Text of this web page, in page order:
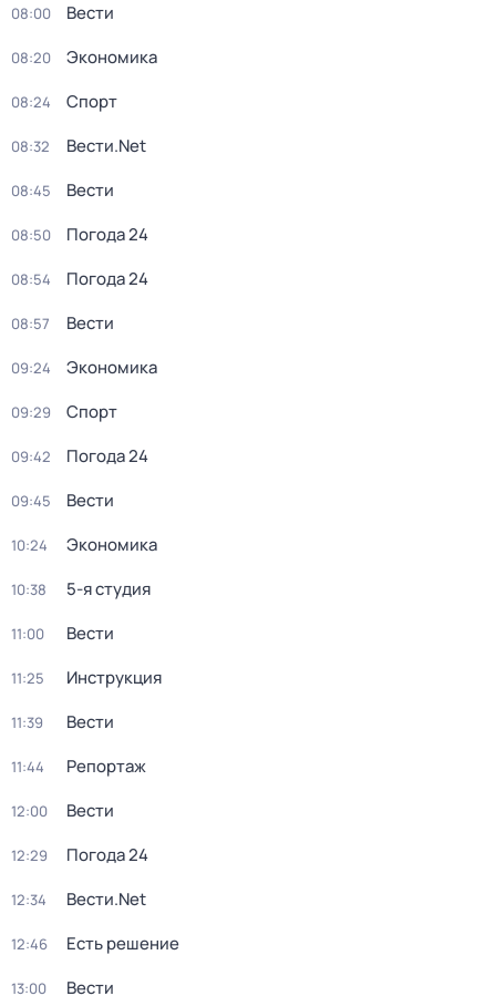
08:00 Вести
08:20 Экономика
08:24 Спорт
08:32 Вести.Net
08:45 Вести
08:50 Погода 24
08:54 Погода 24
08:57 Вести
09:24 Экономика
09:29 Спорт
09:42 Погода 24
09:45 Вести
10:24 Экономика
10:38 5-я студия
11:00 Вести
11:25 Инструкция
11:39 Вести
11:44 Репортаж
12:00 Вести
12:29 Погода 24
12:34 Вести.Net
12:46 Есть решение
13:00 Вести